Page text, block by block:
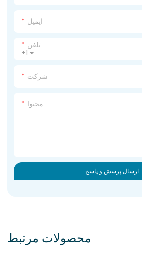
ایمیل
+1
تلفن
شرکت
محتوا
ارسال پرسش و پاسخ
محصولات مرتبط